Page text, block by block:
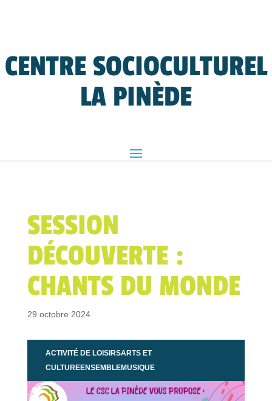
CENTRE SOCIOCULTUREL
LA PINÈDE
SESSION
DÉCOUVERTE :
CHANTS DU MONDE
29 octobre 2024
ACTIVITÉ DE LOISIRSARTS ET
CULTUREENSEMBLEMUSIQUE